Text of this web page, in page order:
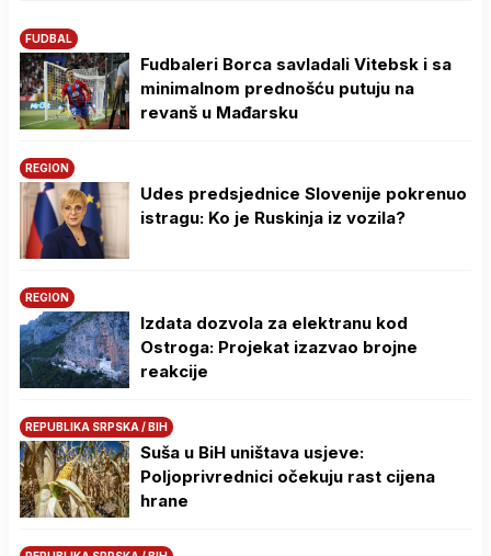
FUDBAL
Fudbaleri Borca savladali Vitebsk i sa
minimalnom prednošću putuju na
revanš u Mađarsku
REGION
Udes predsjednice Slovenije pokrenuo
istragu: Ko je Ruskinja iz vozila?
REGION
Izdata dozvola za elektranu kod
Ostroga: Projekat izazvao brojne
reakcije
REPUBLIKA SRPSKA / BIH
Suša u BiH uništava usjeve:
Poljoprivrednici očekuju rast cijena
hrane